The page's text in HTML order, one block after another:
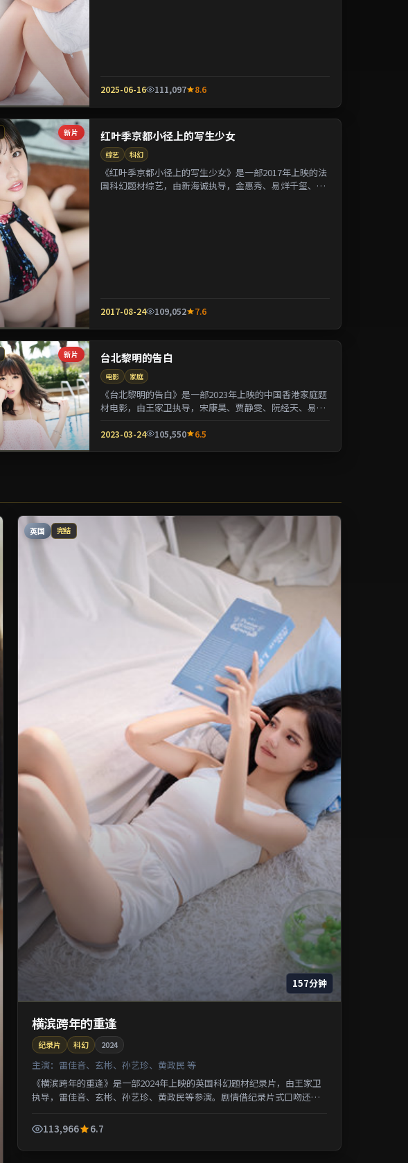
2025-06-16 111,097 8.6
新片 红叶季京都小径上的写生少女
综艺 科幻
《红叶季京都小径上的写生少女》是一部2017年上映的法
国科幻题材综艺，由新海诚执导，金惠秀、易烊千玺、张
2017-08-24 109,052 7.6
新片 台北黎明的告白
电影 家庭
《台北黎明的告白》是一部2023年上映的中国香港家庭题
材电影，由王家卫执导，宋康昊、贾静雯、阮经天、易烊
2023-03-24 105,550 6.5
英国 完结
157分钟
横滨跨年的重逢
纪录片 科幻 2024
主演： 雷佳音、玄彬、孙艺珍、黄政民 等
《横滨跨年的重逢》是一部2024年上映的英国科幻题材纪录片，由王家卫
执导，雷佳音、玄彬、孙艺珍、黄政民等参演。剧情借纪录片式口吻还原
113,966
6.7